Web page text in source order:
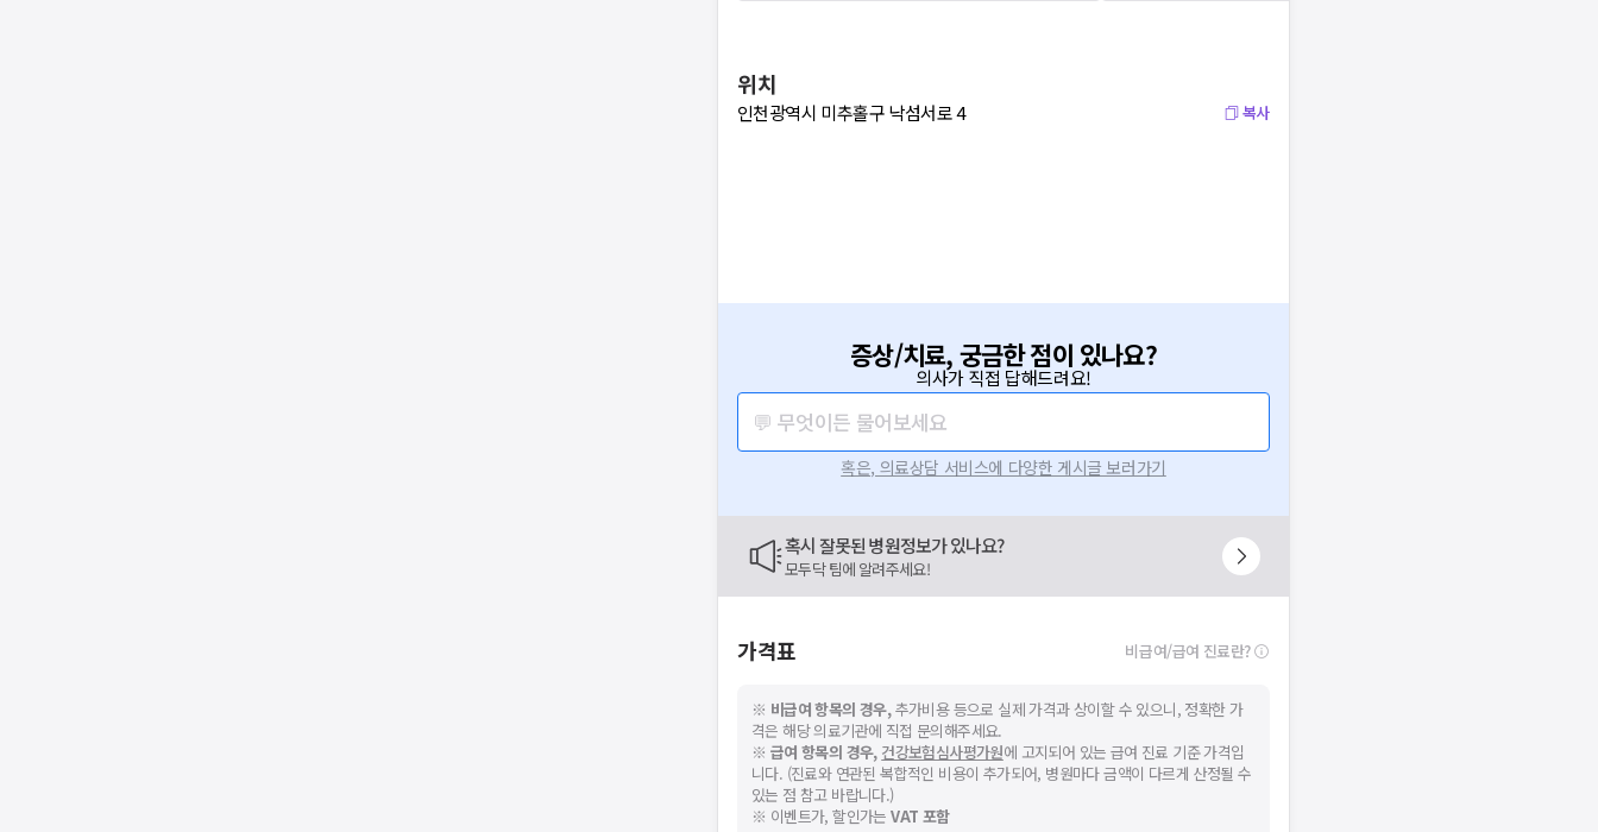
위치
인천광역시 미추홀구 낙섬서로 4 복사
증상/치료, 궁금한 점이 있나요?
의사가 직접 답해드려요!
💬 무엇이든 물어보세요
혹은, 의료상담 서비스에 다양한 게시글 보러가기
혹시 잘못된 병원정보가 있나요?
모두닥 팀에 알려주세요!
가격표 비급여/급여 진료란?
※ 비급여 항목의 경우,추가비용 등으로 실제 가격과 상이할 수 있으니, 정확한 가
격은 해당 의료기관에 직접 문의해주세요.
※ 급여 항목의 경우, 건강보험심사평가원에 고지되어 있는 급여 진료 기준 가격입
니다. (진료와 연관된 복합적인 비용이 추가되어, 병원마다 금액이 다르게 산정될 수
있는 점 참고 바랍니다.)
※ 이벤트가, 할인가는VAT 포함